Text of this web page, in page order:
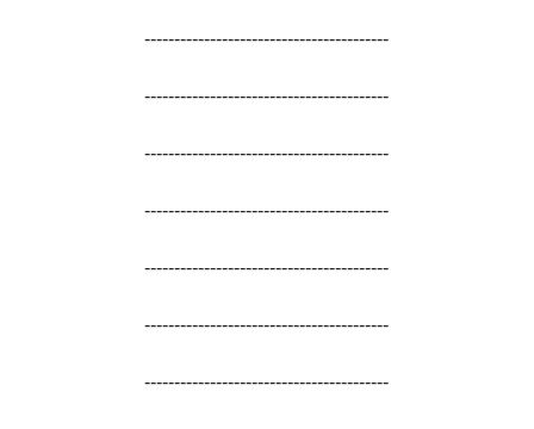
-----------------------------------------
-----------------------------------------
-----------------------------------------
-----------------------------------------
-----------------------------------------
-----------------------------------------
-----------------------------------------